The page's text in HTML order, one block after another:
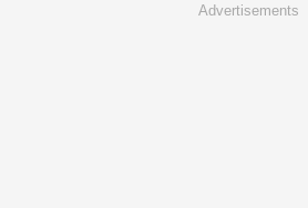
Advertisements